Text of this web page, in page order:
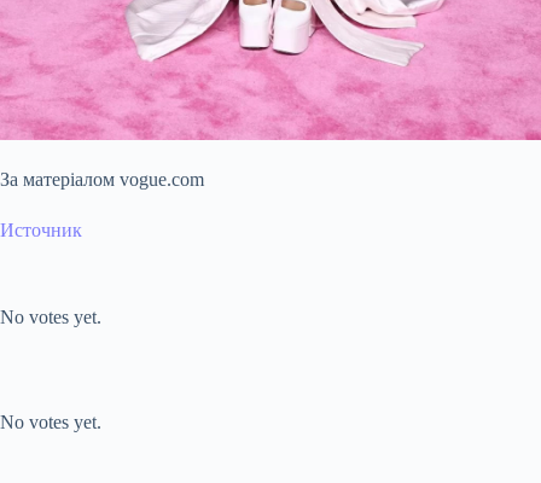
За матеріалом vogue.com
Источник
No votes yet.
No votes yet.